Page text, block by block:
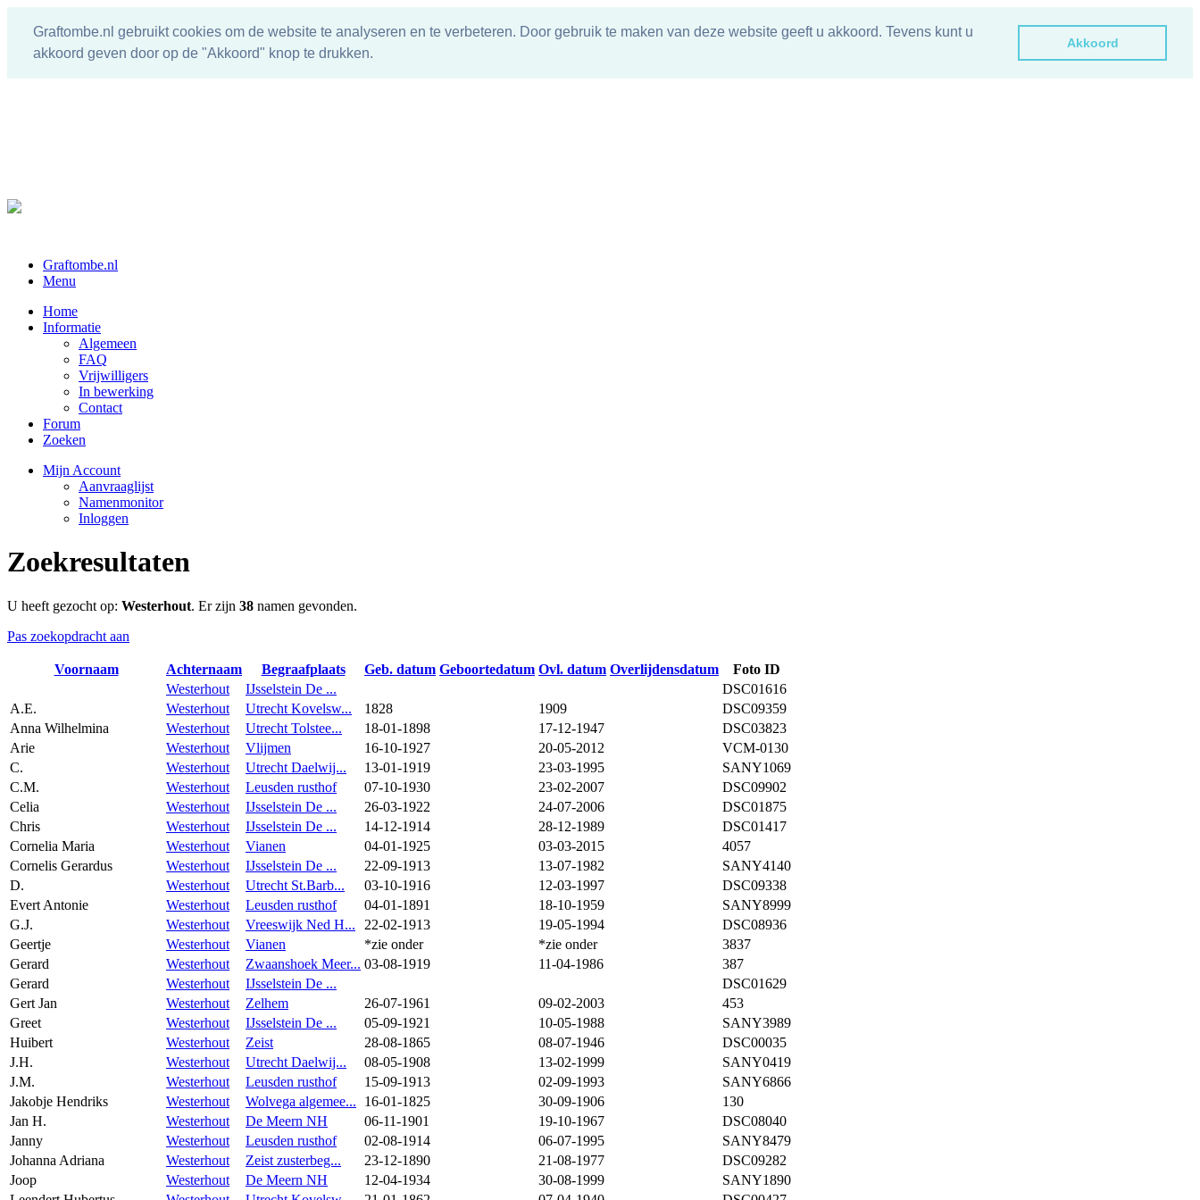
Graftombe.nl gebruikt cookies om de website te analyseren en te verbeteren. Door gebruik te maken van deze website geeft u akkoord. Tevens kunt u
akkoord geven door op de "Akkoord" knop te drukken.
Akkoord
Graftombe.nl
Menu
Home
Informatie
Algemeen
FAQ
Vrijwilligers
In bewerking
Contact
Forum
Zoeken
Mijn Account
Aanvraaglijst
Namenmonitor
Inloggen
Zoekresultaten
U heeft gezocht op: Westerhout. Er zijn 38 namen gevonden.
Pas zoekopdracht aan
Voornaam Achternaam Begraafplaats Geb. datum Geboortedatum Ovl. datum Overlijdensdatum
Foto ID
Westerhout
IJsselstein De ...
DSC01616
A.E.
Westerhout Utrecht Kovelsw... 1828 1909
DSC09359
Anna Wilhelmina
Westerhout Utrecht Tolstee... 18-01-1898 17-12-1947
DSC03823
Arie
Westerhout Vlijmen 16-10-1927 20-05-2012
VCM-0130
C.
Westerhout Utrecht Daelwij... 13-01-1919 23-03-1995
SANY1069
C.M.
Westerhout Leusden rusthof 07-10-1930 23-02-2007
DSC09902
Celia
Westerhout IJsselstein De ... 26-03-1922 24-07-2006
DSC01875
Chris
Westerhout IJsselstein De ... 14-12-1914 28-12-1989
DSC01417
Cornelia Maria
Westerhout Vianen 04-01-1925 03-03-2015
4057
Cornelis Gerardus
Westerhout IJsselstein De ... 22-09-1913 13-07-1982
SANY4140
D.
Westerhout Utrecht St.Barb... 03-10-1916 12-03-1997
DSC09338
Evert Antonie
Westerhout Leusden rusthof 04-01-1891 18-10-1959
SANY8999
G.J.
Westerhout Vreeswijk Ned H... 22-02-1913 19-05-1994
DSC08936
Geertje
Westerhout Vianen *zie onder *zie onder
3837
Gerard
Westerhout Zwaanshoek Meer... 03-08-1919 11-04-1986
387
Gerard
Westerhout IJsselstein De ...
DSC01629
Gert Jan
Westerhout Zelhem 26-07-1961 09-02-2003
453
Greet
Westerhout IJsselstein De ... 05-09-1921 10-05-1988
SANY3989
Huibert
Westerhout Zeist 28-08-1865 08-07-1946
DSC00035
J.H.
Westerhout Utrecht Daelwij... 08-05-1908 13-02-1999
SANY0419
J.M.
Westerhout Leusden rusthof 15-09-1913 02-09-1993
SANY6866
Jakobje Hendriks
Westerhout Wolvega algemee... 16-01-1825 30-09-1906
130
Jan H.
Westerhout De Meern NH 06-11-1901 19-10-1967
DSC08040
Janny
Westerhout Leusden rusthof 02-08-1914 06-07-1995
SANY8479
Johanna Adriana
Westerhout Zeist zusterbeg... 23-12-1890 21-08-1977
DSC09282
Joop
Westerhout De Meern NH 12-04-1934 30-08-1999
SANY1890